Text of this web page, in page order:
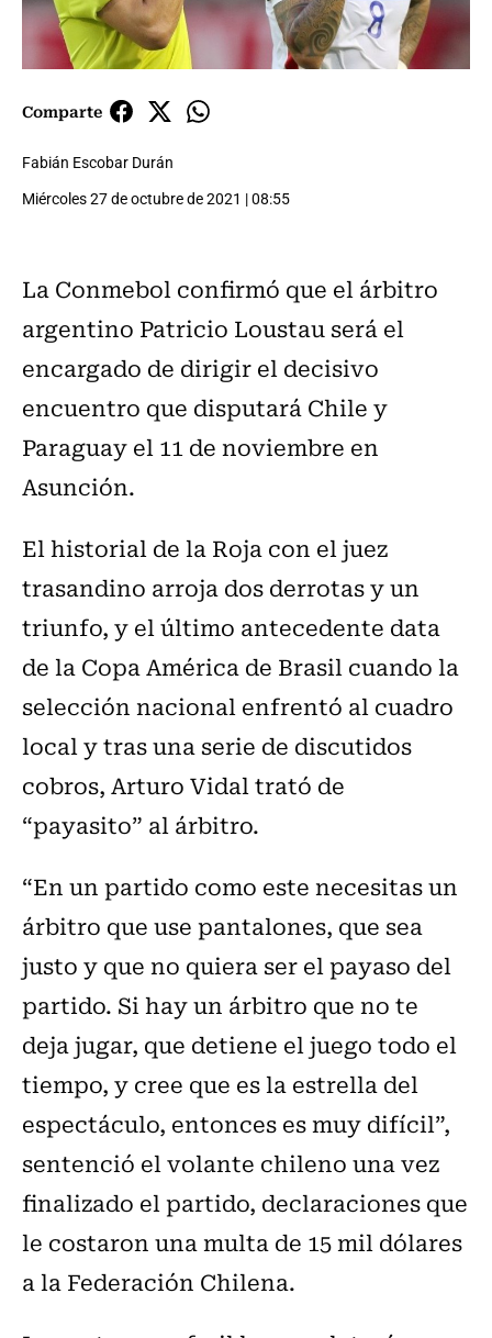
Comparte
Fabián Escobar Durán
Miércoles 27 de octubre de 2021 | 08:55
La Conmebol confirmó que el árbitro
argentino Patricio Loustau será el
encargado de dirigir el decisivo
encuentro que disputará Chile y
Paraguay el 11 de noviembre en
Asunción.
El historial de la Roja con el juez
trasandino arroja dos derrotas y un
triunfo, y el último antecedente data
de la Copa América de Brasil cuando la
selección nacional enfrentó al cuadro
local y tras una serie de discutidos
cobros, Arturo Vidal trató de
“payasito” al árbitro.
“En un partido como este necesitas un
árbitro que use pantalones, que sea
justo y que no quiera ser el payaso del
partido. Si hay un árbitro que no te
deja jugar, que detiene el juego todo el
tiempo, y cree que es la estrella del
espectáculo, entonces es muy difícil”,
sentenció el volante chileno una vez
finalizado el partido, declaraciones que
le costaron una multa de 15 mil dólares
a la Federación Chilena.